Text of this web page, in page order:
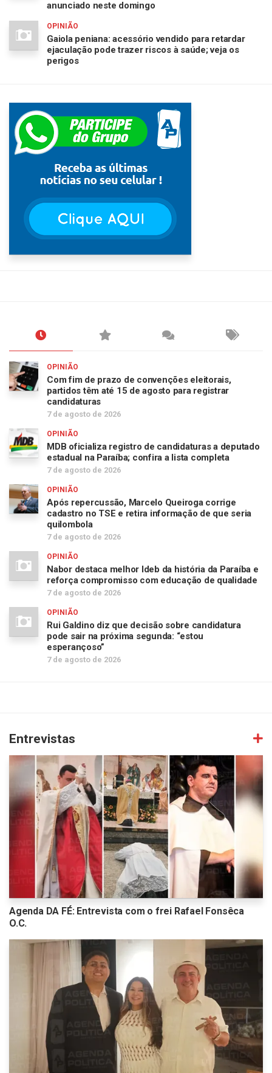
anunciado neste domingo
OPINIÃO
Gaiola peniana: acessório vendido para retardar
ejaculação pode trazer riscos à saúde; veja os
perigos
OPINIÃO
Com fim de prazo de convenções eleitorais,
partidos têm até 15 de agosto para registrar
candidaturas
7 de agosto de 2026
OPINIÃO
MDB oficializa registro de candidaturas a deputado
estadual na Paraíba; confira a lista completa
7 de agosto de 2026
OPINIÃO
Após repercussão, Marcelo Queiroga corrige
cadastro no TSE e retira informação de que seria
quilombola
7 de agosto de 2026
OPINIÃO
Nabor destaca melhor Ideb da história da Paraíba e
reforça compromisso com educação de qualidade
7 de agosto de 2026
OPINIÃO
Rui Galdino diz que decisão sobre candidatura
pode sair na próxima segunda: “estou
esperançoso”
7 de agosto de 2026
Entrevistas
Agenda DA FÉ: Entrevista com o frei Rafael Fonsêca
O.C.